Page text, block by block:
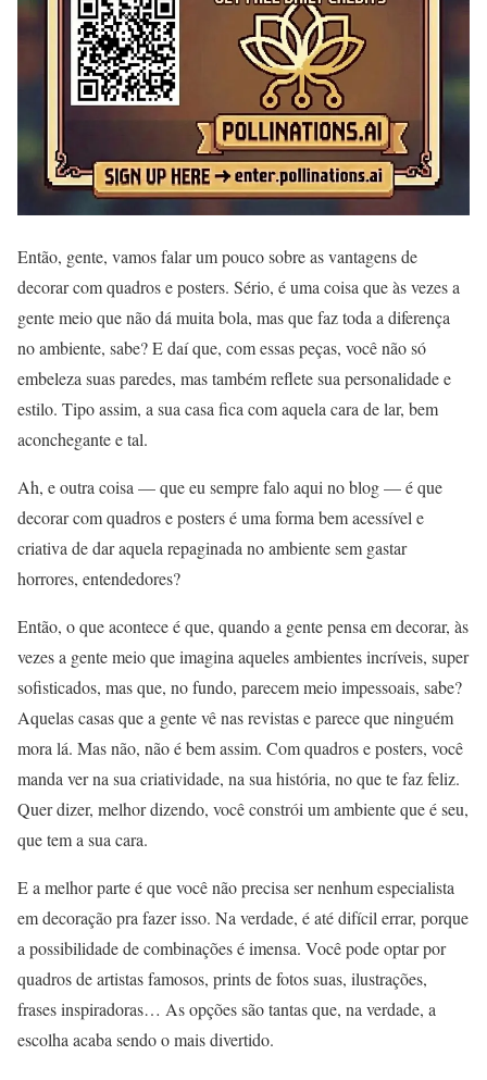
Então, gente, vamos falar um pouco sobre as vantagens de
decorar com quadros e posters. Sério, é uma coisa que às vezes a
gente meio que não dá muita bola, mas que faz toda a diferença
no ambiente, sabe? E daí que, com essas peças, você não só
embeleza suas paredes, mas também reflete sua personalidade e
estilo. Tipo assim, a sua casa fica com aquela cara de lar, bem
aconchegante e tal.
Ah, e outra coisa — que eu sempre falo aqui no blog — é que
decorar com quadros e posters é uma forma bem acessível e
criativa de dar aquela repaginada no ambiente sem gastar
horrores, entendedores?
Então, o que acontece é que, quando a gente pensa em decorar, às
vezes a gente meio que imagina aqueles ambientes incríveis, super
sofisticados, mas que, no fundo, parecem meio impessoais, sabe?
Aquelas casas que a gente vê nas revistas e parece que ninguém
mora lá. Mas não, não é bem assim. Com quadros e posters, você
manda ver na sua criatividade, na sua história, no que te faz feliz.
Quer dizer, melhor dizendo, você constrói um ambiente que é seu,
que tem a sua cara.
E a melhor parte é que você não precisa ser nenhum especialista
em decoração pra fazer isso. Na verdade, é até difícil errar, porque
a possibilidade de combinações é imensa. Você pode optar por
quadros de artistas famosos, prints de fotos suas, ilustrações,
frases inspiradoras… As opções são tantas que, na verdade, a
escolha acaba sendo o mais divertido.